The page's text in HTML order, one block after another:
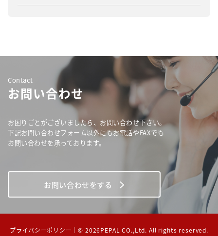
Contact
お問い合わせ
お困りごとがございましたら、お問い合わせ下さい。
下記お問い合わせフォーム以外にもお電話やFAXでも
お問い合わせを承っております。
お問い合わせをする
プライバシーポリシー ｜© 2026PEPAL CO.,Ltd. All rights reserved.